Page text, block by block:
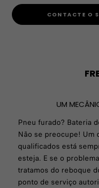
CONTACTE O
UM
Pneu furado? Bateria
Não se preocupe! Um
qualificados está
esteja. E se o
tratamos do reboque
ponto de serviço